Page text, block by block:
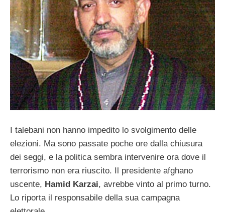
I talebani non hanno impedito lo svolgimento delle
elezioni. Ma sono passate poche ore dalla chiusura
dei seggi, e la politica sembra intervenire ora dove il
terrorismo non era riuscito. Il presidente afghano
uscente, Hamid Karzai, avrebbe vinto al primo turno.
Lo riporta il responsabile della sua campagna